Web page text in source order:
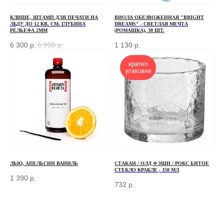
КЛИШЕ, ШТАМП ДЛЯ ПЕЧАТИ НА
ЛЬДУ ДО 12 КВ. СМ. ГЛУБИНА
РЕЛЬЕФА 2ММ
6 300 р. 6 950 р.
ВИОЛА ОБЕЗВОЖЕННАЯ "BRIGHT
DREAMS" - СВЕТЛАЯ МЕЧТА
(РОМАШКА), 30 ШТ.
1 130 р.
ЛЬЮ, АПЕЛЬСИН ВАНИЛЬ
1 390 р.
кратно
упаковке
СТАКАН / ОЛД ФЭШН / РОКС БИТОЕ
СТЕКЛО КРАКЛЕ , 350 МЛ
732 р.
Отправляя форму, вы соглашаетесь
с Политикой
конфиденциальности и обработки персональных данных
ОТПРАВИТЬ
+7 (966) 077-55-50
TELEGRAM
ПЕРЕД ПОСЕЩЕНИЕМ ОФИСА, ПОЖАЛУЙСТА,